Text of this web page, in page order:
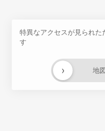
特異なアクセスが見られた
す
地
›